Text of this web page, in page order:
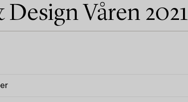
Våren 2021